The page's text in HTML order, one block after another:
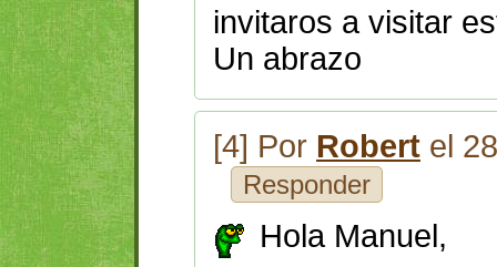
invitaros a visitar
Un abrazo
[4] Por Robert el
Responder
Hola Manuel,